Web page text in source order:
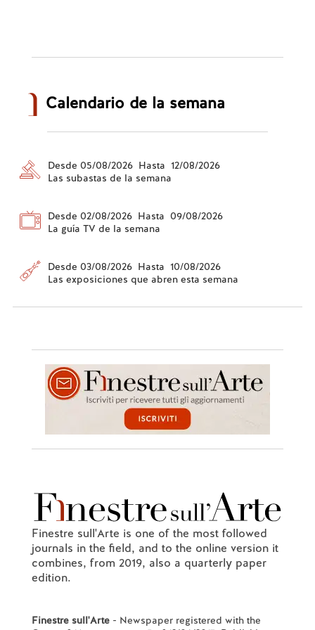
Calendario de la semana
Desde 05/08/2026 Hasta 12/08/2026
Las subastas de la semana
Desde 02/08/2026 Hasta 09/08/2026
La guía TV de la semana
Desde 03/08/2026 Hasta 10/08/2026
Las exposiciones que abren esta semana
Finestre sull'Arte is one of the most followed
journals in the field, and to the online version it
combines, from 2019, also a quarterly paper
edition.
Finestre sull'Arte- Newspaper registered with the